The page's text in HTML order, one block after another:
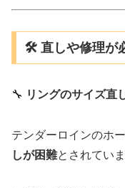
🛠 直しや修理が
🔧 リングのサイズ直
テンダーロインのホ
しが困難とされてい